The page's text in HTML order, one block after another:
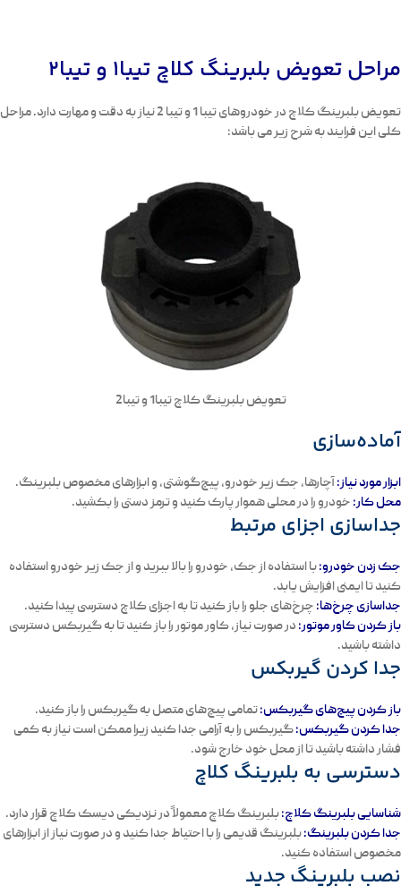
مراحل تعویض بلبرینگ کلاچتیبا1 و تیبا2
تعویض بلبرینگ کلاچ در خودروهای تیبا 1 و تیبا 2 نیاز به دقت و مهارت دارد. مراحل
کلی این فرایند به شرح زیر می باشد:
تعویض بلبرینگ کلاچ تیبا1 و تیبا2
آماده‌سازی
ابزار مورد نیاز: آچارها، جک زیر خودرو، پیچ‌گوشتی، و ابزارهای مخصوص بلبرینگ.
محل کار: خودرو را در محلی هموار پارک کنید وترمز دستی را بکشید.
جداسازی اجزای مرتبط
جک زدن خودرو:با استفاده از جک، خودرو را بالا ببرید و از جک زیر خودرو استفاده
کنید تا ایمنی افزایش یابد.
جداسازی چرخ‌ها: چرخ‌های جلو را باز کنید تا به اجزای کلاچ دسترسی پیدا کنید.
باز کردن کاور موتور: در صورت نیاز، کاور موتور را باز کنید تا به گیربکس دسترسی
داشته باشید.
جدا کردن گیربکس
باز کردن پیچ‌های گیربکس:تمامی پیچ‌های متصل به گیربکس را باز کنید.
جدا کردن گیربکس:گیربکس را به آرامی جدا کنید زیرا ممکن است نیاز به کمی
فشار داشته باشید تا از محل خود خارج شود.
دسترسی به بلبرینگ کلاچ
شناسایی بلبرینگ کلاچ:بلبرینگ کلاچ معمولاً در نزدیکی دیسک کلاچ قرار دارد.
جدا کردن بلبرینگ:بلبرینگ قدیمی را با احتیاط جدا کنید و در صورت نیاز از ابزارهای
مخصوص استفاده کنید.
نصب بلبرینگ جدید